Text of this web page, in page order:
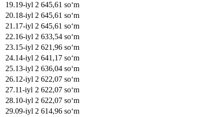
19.19-iyl 2 645,61 soʻm
20.18-iyl 2 645,61 soʻm
21 .17-iyl 2 645,61 soʻm
22.16-iyl 2 633,54 soʻm
23.15-iyl 2 621,96 soʻm
24.14-iyl 2 641,17 soʻm
25.13-iyl 2 636,04 soʻm
26.12-iyl 2 622,07 soʻm
27.11-iyl 2 622,07 soʻm
28.10-iyl 2 622,07 soʻm
29.09-iyl 2 614,96 soʻm